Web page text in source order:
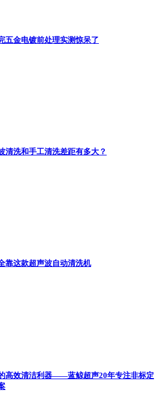
五金电镀前处理实测惊呆了
清洗和手工清洗差距有多大？
靠这款超声波自动清洗机
高效清洁利器——蓝鲸超声20年专注非标定